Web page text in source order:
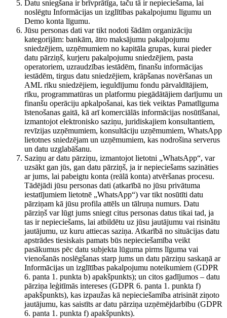
Datu sniegšana ir brīvprātīga, taču tā ir nepieciešama, lai
noslēgtu Informācijas un izglītības pakalpojumu līgumu un
Demo konta līgumu.
Jūsu personas dati var tikt nodoti šādām organizāciju
kategorijām: bankām, ātro maksājumu pakalpojumu
sniedzējiem, uzņēmumiem no kapitāla grupas, kurai pieder
datu pārziņš, kurjeru pakalpojumu sniedzējiem, pasta
operatoriem, uzraudzības iestādēm, finanšu informācijas
iestādēm, tirgus datu sniedzējiem, krāpšanas novēršanas un
AML rīku sniedzējiem, ieguldījumu fondu pārvaldītājiem,
rīku, programmatūras un platformu piegādātājiem darījumu un
finanšu operāciju apkalpošanai, kas tiek veiktas Pamatlīguma
īstenošanas gaitā, kā arī komerciālās informācijas nosūtīšanai,
izmantojot elektronisko saziņu, juridiskajiem konsultantiem,
revīzijas uzņēmumiem, konsultāciju uzņēmumiem, WhatsApp
lietotnes sniedzējam un uzņēmumiem, kas nodrošina serverus
un datu uzglabāšanu.
Saziņu ar datu pārziņu, izmantojot lietotni „WhatsApp“, var
uzsākt gan jūs, gan datu pārziņš, ja ir nepieciešams sazināties
ar jums, lai pabeigtu konta (reālā konta) atvēršanas procesu.
Tādējādi jūsu personas dati (atkarībā no jūsu privātuma
iestatījumiem lietotnē „WhatsApp“) var tikt nosūtīti datu
pārziņam kā jūsu profila attēls un tālruņa numurs. Datu
pārziņš var lūgt jums sniegt citus personas datus tikai tad, ja
tas ir nepieciešams, lai atbildētu uz jūsu jautājumu vai risinātu
jautājumu, uz kuru attiecas saziņa. Atkarībā no situācijas datu
apstrādes tiesiskais pamats būs nepieciešamība veikt
pasākumus pēc datu subjekta lūguma pirms līguma vai
vienošanās noslēgšanas starp jums un datu pārziņu saskaņā ar
Informācijas un izglītības pakalpojumu noteikumiem (GDPR
6. panta 1. punkta b) apakšpunkts); un citos gadījumos – datu
pārziņa leģitīmās intereses (GDPR 6. panta 1. punkta f)
apakšpunkts), kas izpaužas kā nepieciešamība atrisināt ziņoto
jautājumu, kas saistīts ar datu pārziņa uzņēmējdarbību (GDPR
6. panta 1. punkta f) apakšpunkts).